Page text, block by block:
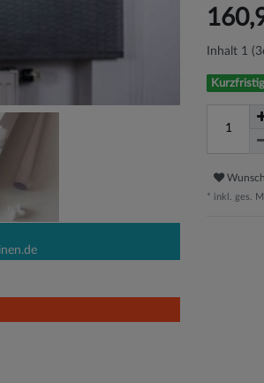
Inhalt 1
* inkl. ges.